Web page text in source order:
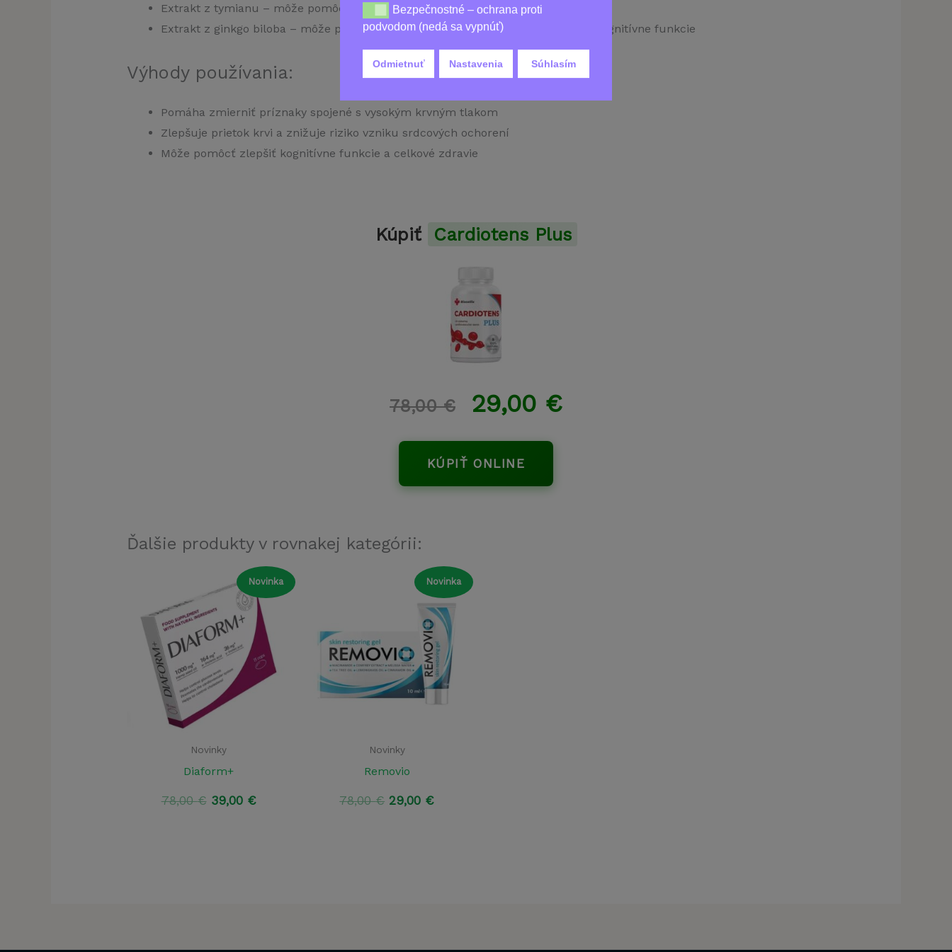
Bezpečnostné – ochrana proti podvodom (nedá sa vypnúť)
Bezpečnostné – ochrana proti
podvodom (nedá sa vypnúť)
Odmietnuť Nastavenia Súhlasím
Extrakt z tymianu – môže pomôcť zlepšiť krvný obeh a znižovať krvný tlak
Extrakt z ginkgo biloba – môže pomôcť zlepšiť prietok krvi do mozgu a zlepšiť kognitívne funkcie
Výhody používania:
Pomáha zmierniť príznaky spojené s vysokým krvným tlakom
Zlepšuje prietok krvi a znižuje riziko vzniku srdcových ochorení
Môže pomôcť zlepšiť kognitívne funkcie a celkové zdravie
Kúpiť Cardiotens Plus
78,00€ 29,00 €
KÚPIŤ ONLINE
Ďalšie produkty v rovnakej kategórii:
Novinka
Novinky
Diaform+
78,00€ Pôvodná
39,00 €Aktuálna
Novinka
Novinky
Removio
78,00€ Pôvodná
29,00 €Aktuálna